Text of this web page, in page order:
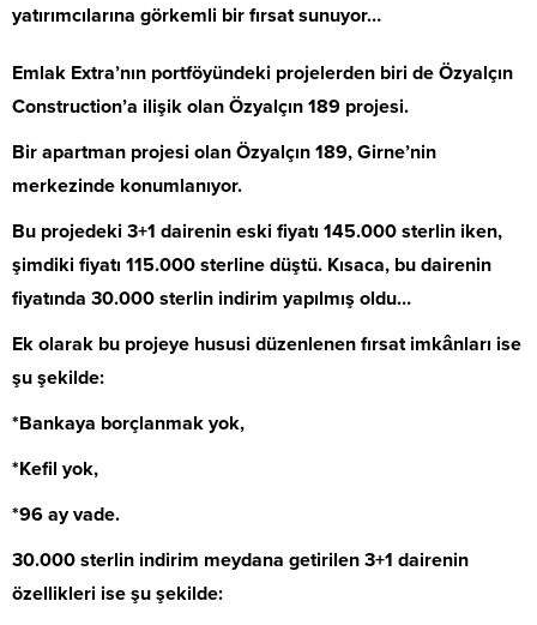
yatırımcılarına görkemli bir fırsat sunuyor…
Emlak Extra’nın portföyündeki projelerden biri de Özyalçın
Construction’a ilişik olan Özyalçın 189 projesi.
Bir apartman projesi olan Özyalçın 189, Girne’nin
merkezinde konumlanıyor.
Bu projedeki 3+1 dairenin eski fiyatı 145.000 sterlin iken,
şimdiki fiyatı 115.000 sterline düştü. Kısaca, bu dairenin
fiyatında 30.000 sterlin indirim yapılmış oldu…
Ek olarak bu projeye hususi düzenlenen fırsat imkânları ise
şu şekilde:
*Bankaya borçlanmak yok,
*Kefil yok,
*96 ay vade.
30.000 sterlin indirim meydana getirilen 3+1 dairenin
özellikleri ise şu şekilde: